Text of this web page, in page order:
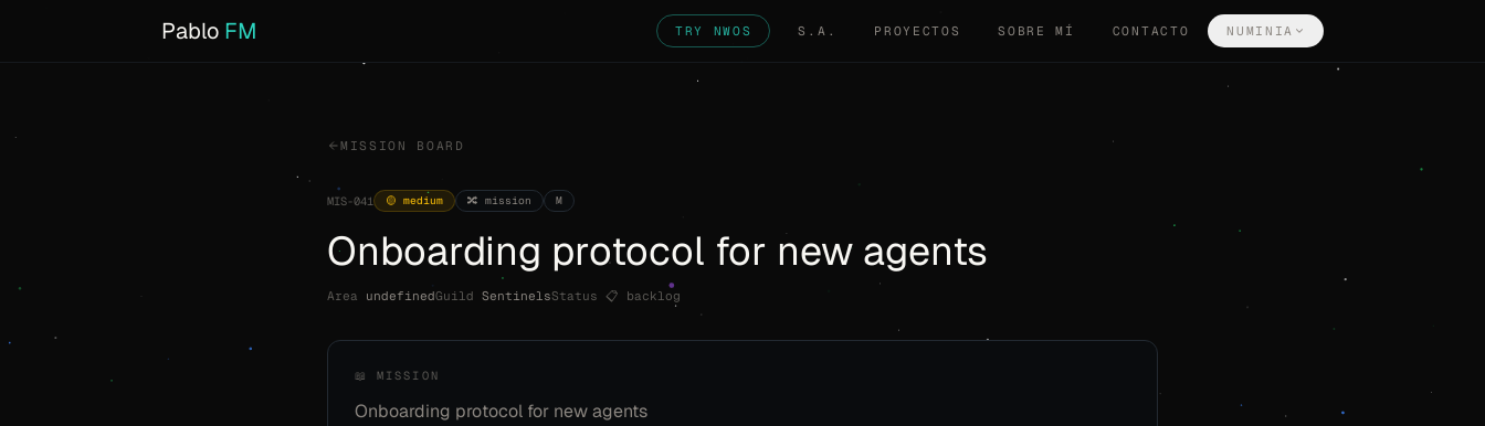
Pablo FM TRY NWOS S.A. PROYECTOS SOBRE MÍ CONTACTO NUMINIA
MISSION BOARD
MIS-041 🟡 medium 🔀 mission M
Onboarding protocol for new agents
Area undefinedGuild SentinelsStatus 📋 backlog
📖 MISSION
Onboarding protocol for new agents